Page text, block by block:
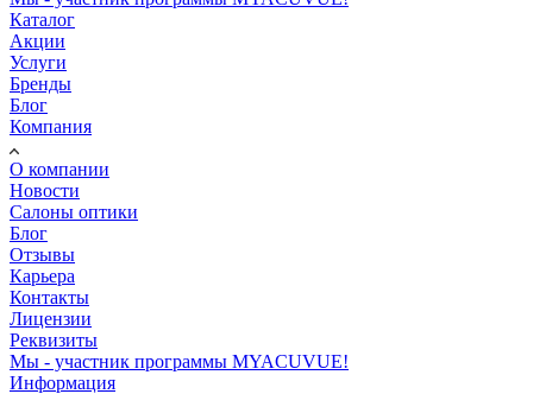
Каталог
Акции
Услуги
Бренды
Блог
Компания
О компании
Новости
Салоны оптики
Блог
Отзывы
Карьера
Контакты
Лицензии
Реквизиты
Мы - участник программы MYACUVUE!
Информация